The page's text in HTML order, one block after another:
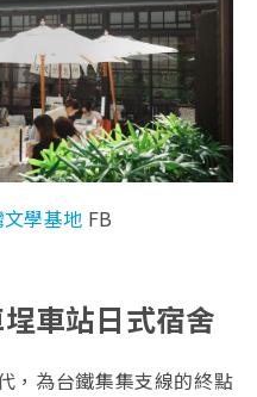
學基地 FB
車站日式宿舍
，為台鐵集集支線的終點